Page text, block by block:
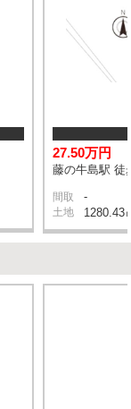
27.50万円
藤の牛島駅 徒
間取 -
土地 1280.43